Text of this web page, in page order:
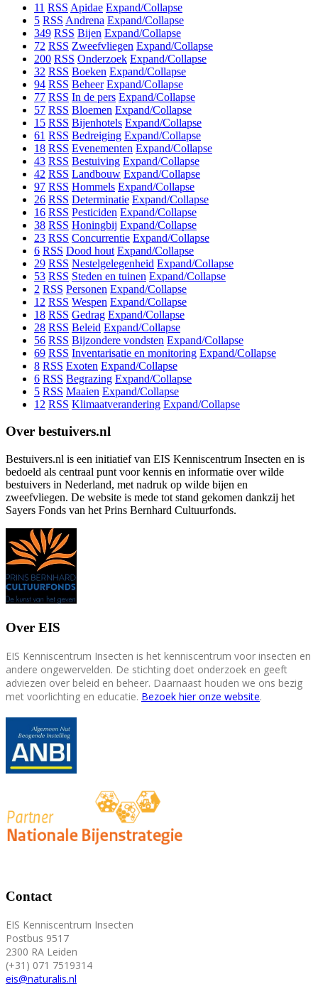
11 RSS Apidae Expand/Collapse
5 RSS Andrena Expand/Collapse
349 RSS Bijen Expand/Collapse
72 RSS Zweefvliegen Expand/Collapse
200 RSS Onderzoek Expand/Collapse
32 RSS Boeken Expand/Collapse
94 RSS Beheer Expand/Collapse
77 RSS In de pers Expand/Collapse
57 RSS Bloemen Expand/Collapse
15 RSS Bijenhotels Expand/Collapse
61 RSS Bedreiging Expand/Collapse
18 RSS Evenementen Expand/Collapse
43 RSS Bestuiving Expand/Collapse
42 RSS Landbouw Expand/Collapse
97 RSS Hommels Expand/Collapse
26 RSS Determinatie Expand/Collapse
16 RSS Pesticiden Expand/Collapse
38 RSS Honingbij Expand/Collapse
23 RSS Concurrentie Expand/Collapse
6 RSS Dood hout Expand/Collapse
29 RSS Nestelgelegenheid Expand/Collapse
53 RSS Steden en tuinen Expand/Collapse
2 RSS Personen Expand/Collapse
12 RSS Wespen Expand/Collapse
18 RSS Gedrag Expand/Collapse
28 RSS Beleid Expand/Collapse
56 RSS Bijzondere vondsten Expand/Collapse
69 RSS Inventarisatie en monitoring Expand/Collapse
8 RSS Exoten Expand/Collapse
6 RSS Begrazing Expand/Collapse
5 RSS Maaien Expand/Collapse
12 RSS Klimaatverandering Expand/Collapse
Over bestuivers.nl
Bestuivers.nl is een initiatief van EIS Kenniscentrum Insecten en is
bedoeld als centraal punt voor kennis en informatie over wilde
bestuivers in Nederland, met nadruk op wilde bijen en
zweefvliegen. De website is mede tot stand gekomen dankzij het
Sayers Fonds van het Prins Bernhard Cultuurfonds.
Over EIS
EIS Kenniscentrum Insecten is het kenniscentrum voor insecten en
andere ongewervelden. De stichting doet onderzoek en geeft
adviezen over beleid en beheer. Daarnaast houden we ons bezig
met voorlichting en educatie. Bezoek hier onze website.
Contact
EIS Kenniscentrum Insecten
Postbus 9517
2300 RA Leiden
(+31) 071 7519314
eis@naturalis.nl